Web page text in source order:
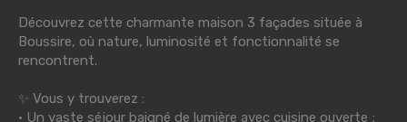
Découvrez cette charmante maison 3 façades située à
Boussire, où nature, luminosité et fonctionnalité se
rencontrent.
✨ Vous y trouverez :
• Un vaste séjour baigné de lumière avec cuisine ouverte ;